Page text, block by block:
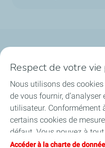
Financer les entreprises
Soutenir les projets
Respect de votre vie
Nous utilisons des
de vous fournir, d’analyser
utilisateur. Conformément
certains cookies de
défaut. Vous pouvez à
paramètres de cookies en
Accéder à la charte de